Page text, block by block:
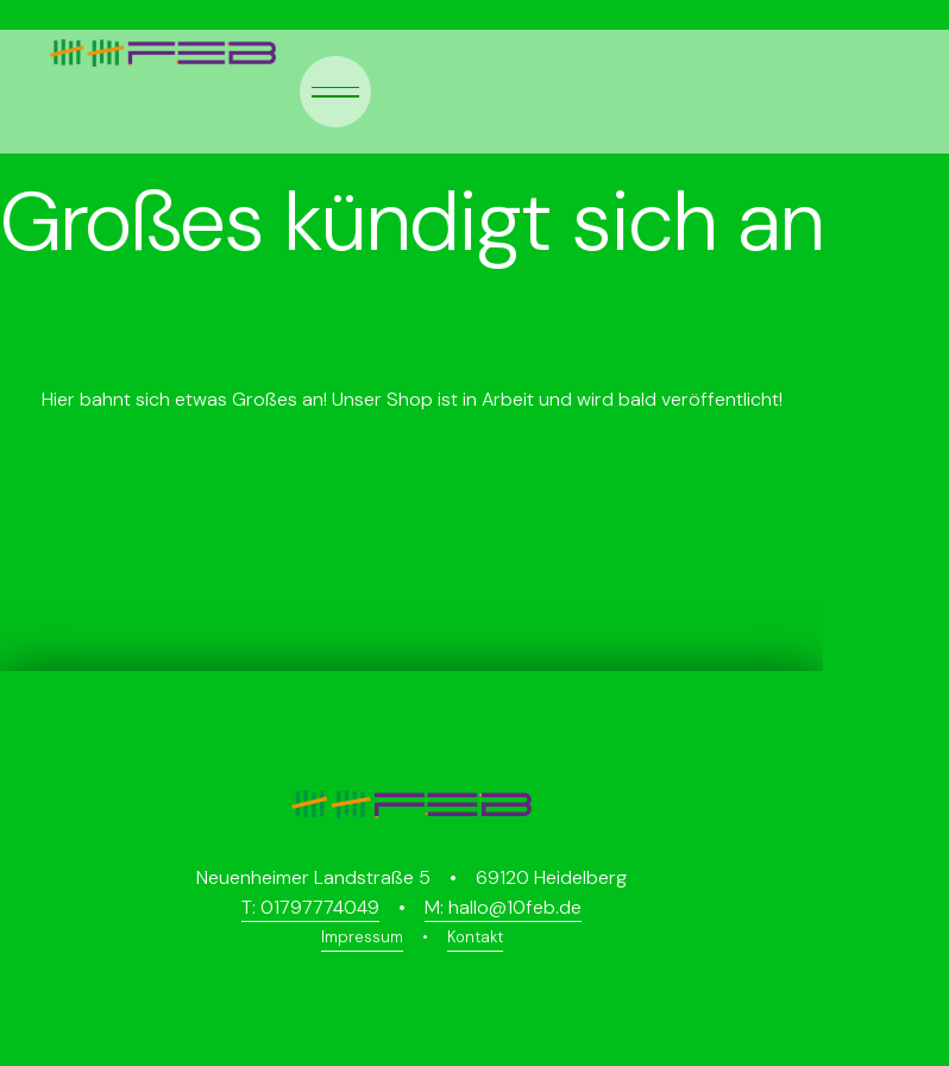
Großes kündigt sich an
Hier bahnt sich etwas Großes an! Unser Shop ist in Arbeit und wird bald veröffentlicht!
Neuenheimer Landstraße 5 • 69120 Heidelberg
T: 01797774049 • M: hallo@10feb.de
Impressum • Kontakt